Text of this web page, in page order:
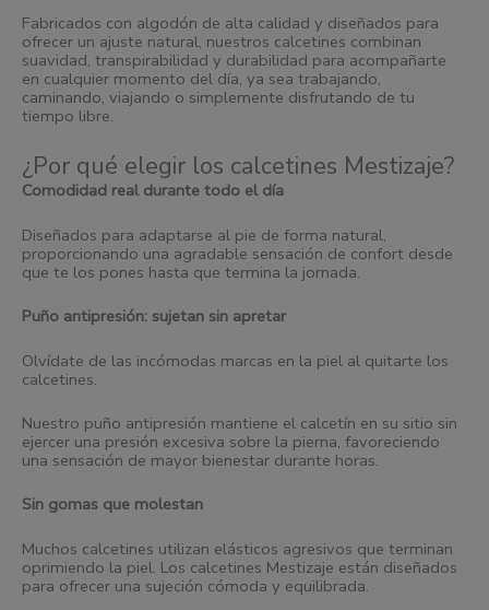
Fabricados con algodón de alta calidad y diseñados para
ofrecer un ajuste natural, nuestros calcetines combinan
suavidad, transpirabilidad y durabilidad para acompañarte
en cualquier momento del día, ya sea trabajando,
caminando, viajando o simplemente disfrutando de tu
tiempo libre.
¿Por qué elegir los calcetines Mestizaje?
Comodidad real durante todo el día
Diseñados para adaptarse al pie de forma natural,
proporcionando una agradable sensación de confort desde
que te los pones hasta que termina la jornada.
Puño antipresión: sujetan sin apretar
Olvídate de las incómodas marcas en la piel al quitarte los
calcetines.
Nuestro puño antipresión mantiene el calcetín en su sitio sin
ejercer una presión excesiva sobre la pierna, favoreciendo
una sensación de mayor bienestar durante horas.
Sin gomas que molestan
Muchos calcetines utilizan elásticos agresivos que terminan
oprimiendo la piel. Los calcetines Mestizaje están diseñados
para ofrecer una sujeción cómoda y equilibrada.